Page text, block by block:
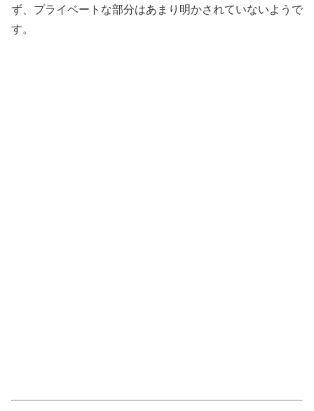
ず、プライベートな部分はあまり明かされていないようで
す。